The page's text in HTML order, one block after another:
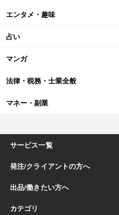
エンタメ・趣味
占い
マンガ
法律・税務・士業全般
マネー・副業